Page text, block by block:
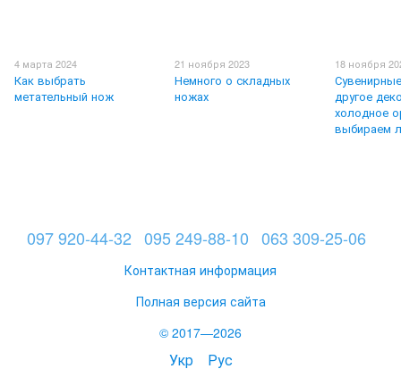
4 марта 2024
Как выбрать
метательный нож
21 ноября 2023
Немного о складных
ножах
18 ноября
другое
холодное
выбираем
097 920-44-32 095 249-88-10 063 309-25-06
Контактная информация
Полная версия сайта
© 2017—2026
Укр Рус